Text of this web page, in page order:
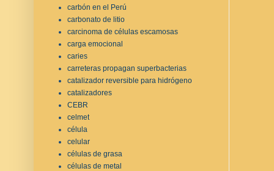
carbón en el Perú
carbonato de litio
carcinoma de células escamosas
carga emocional
caries
carreteras propagan superbacterias
catalizador reversible para hidrógeno
catalizadores
CEBR
celmet
célula
celular
células de grasa
células de metal